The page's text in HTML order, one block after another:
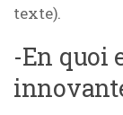
texte).
-En quoi